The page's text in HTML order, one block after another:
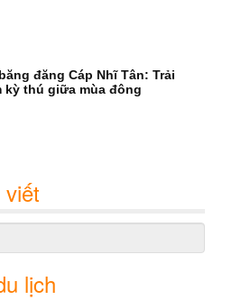
đăng Cáp Nhĩ Tân: Trải
kỳ thú giữa mùa đông
lịch